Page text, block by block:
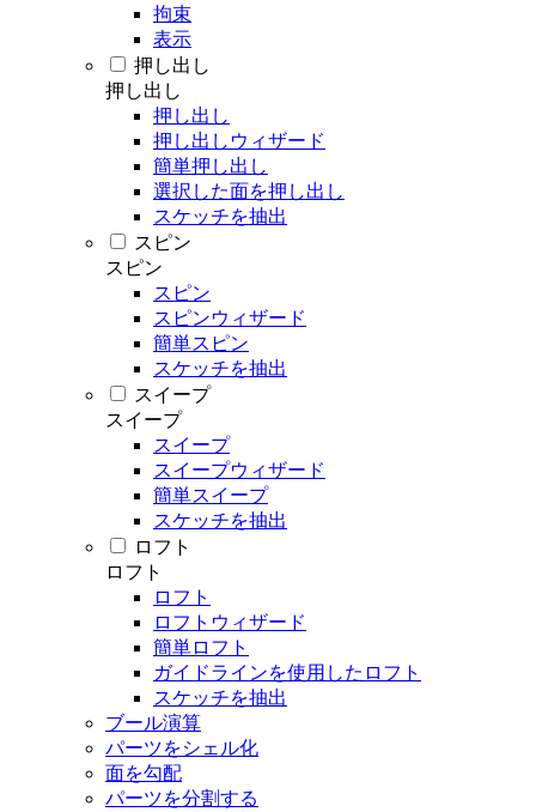
拘束
表示
押し出し
押し出し
押し出し
押し出しウィザード
簡単押し出し
選択した面を押し出し
スケッチを抽出
スピン
スピン
スピン
スピンウィザード
簡単スピン
スケッチを抽出
スイープ
スイープ
スイープ
スイープウィザード
簡単スイープ
スケッチを抽出
ロフト
ロフト
ロフト
ロフトウィザード
簡単ロフト
ガイドラインを使用したロフト
スケッチを抽出
ブール演算
パーツをシェル化
面を勾配
パーツを分割する